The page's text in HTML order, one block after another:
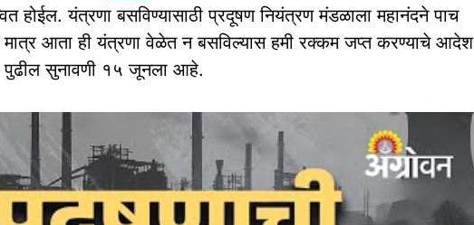
होईल. यंत्रणा बसविण्यासाठी प्रदूषण नियंत्रण मंडळाला महानंदने पाच
आता ही यंत्रणा वेळेत न बसविल्यास हमी रक्कम जप्त करण्याचे आदेश
पुढील सुनावणी १५ जूनला आहे.